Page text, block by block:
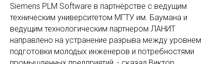
Siemens PLM Software в партнёрстве с ведущим
техническим университетом МГТУ им. Баумана и
ведущим технологическим партнером ЛАНИТ
направлено на устранение разрыва между уровнем
подготовки молодых инженеров и потребностями